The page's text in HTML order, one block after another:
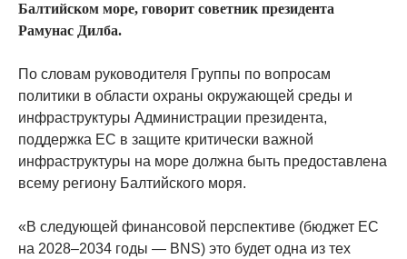
Балтийском море, говорит советник президента
Рамунас Дилба.
По словам руководителя Группы по вопросам
политики в области охраны окружающей среды и
инфраструктуры Администрации президента,
поддержка ЕС в защите критически важной
инфраструктуры на море должна быть предоставлена
​​всему региону Балтийского моря.
«В следующей финансовой перспективе (бюджет ЕС
на 2028–2034 годы — BNS) это будет одна из тех